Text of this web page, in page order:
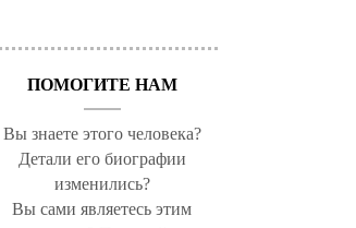
ПОМОГИТЕ НАМ
Вы знаете этого человека?
Детали его биографии
изменились?
Вы сами являетесь этим